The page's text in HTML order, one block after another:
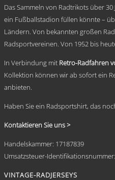
Das Sammeln von Radtrikots über
ein Fußballstadion füllen könnte –
Ländern. Von bekannten großen
Radsportvereinen. Von 1952 bis
In Verbindung mit Retro-Radfahren
Kollektion können wir ab sofort ein
anbieten.
Haben Sie ein Radsportshirt, das
Kontaktieren Sie uns >
Handelskammer: 17187839
Umsatzsteuer-
VINTAGE-RADJERSEYS